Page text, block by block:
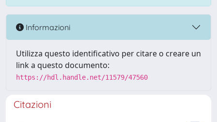
Informazioni
Utilizza questo identificativo per citare o creare un
link a questo documento:
https://hdl.handle.net/11579/47560
Citazioni